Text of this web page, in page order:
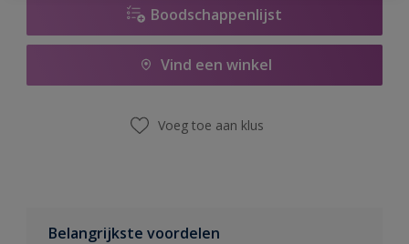
Boodschappenlijst
Vind een winkel
Voeg toe aan klus
Belangrijkste voordelen